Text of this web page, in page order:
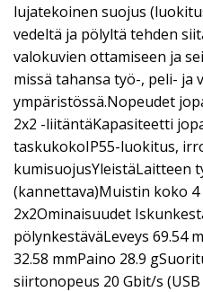
lujatekoinen suojus
vedeltä ja pölyltä tehden
valokuvien ottamiseen ja
missä tahansa työ-, peli- ja
ympäristössä.Nopeudet
2x2 -liitäntäKapasiteetti
taskukokoIP55-luokitus,
kumisuojusYleistäLaitteen
(kannettava)Muistin koko 4
2x2Ominaisuudet
pölynkestäväLeveys 69.54
32.58 mmPaino 28.9
siirtonopeus 20 Gbit/s (USB